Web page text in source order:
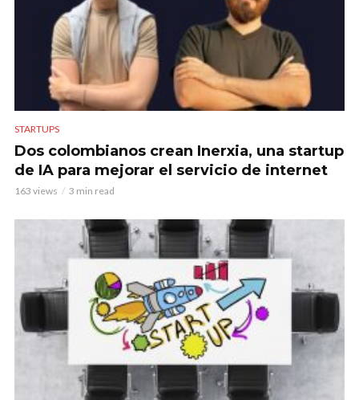
STARTUPS
Dos colombianos crean Inerxia, una startup
de IA para mejorar el servicio de internet
163 views 3 min read